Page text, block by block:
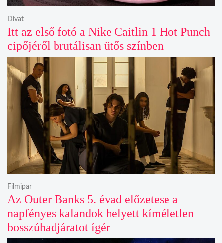
Itt az első fotó a Nike Caitlin 1 Hot Punch
cipőjéről brutálisan ütős színben
Divat
Az Outer Banks 5. évad előzetese a
napfényes kalandok helyett kíméletlen
bosszúhadjáratot ígér
Filmipar